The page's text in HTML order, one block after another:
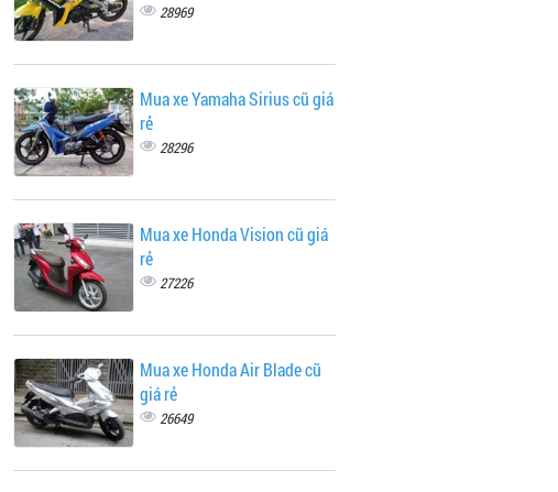
28969
Mua xe Yamaha Sirius cũ giá
rẻ
28296
Mua xe Honda Vision cũ giá
rẻ
27226
Mua xe Honda Air Blade cũ
giá rẻ
26649